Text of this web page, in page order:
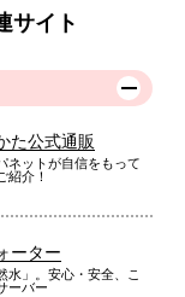
サイト
た公式通販
ネットが自信をもって
紹介！
ーター
水」。安心・安全、こ
ーバー